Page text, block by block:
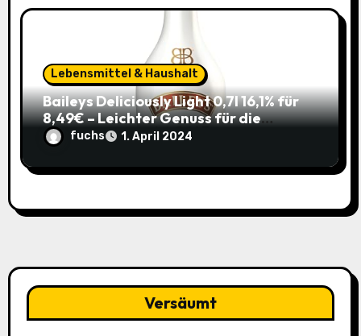
Lebensmittel & Haushalt
Baileys Deliciously Light 0,7l 16,1% für
8,49€ – Leichter Genuss für die
Sommerparty (ehem. 14,99€)
fuchs 1. April 2024
Versäumt